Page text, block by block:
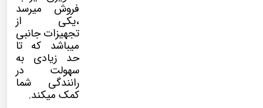
فروش میرسد
،یکی از
تجهیزات جانبی
میباشد که تا
حد زیادی به
سهولت در
رانندگی شما
کمک میکند.